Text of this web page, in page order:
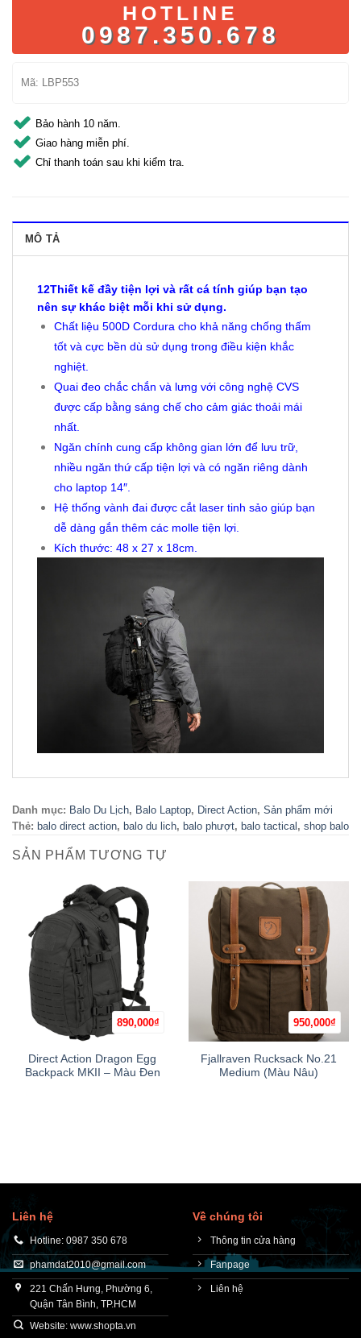
HOTLINE
0987.350.678
Mã: LBP553
Bảo hành 10 năm.
Giao hàng miễn phí.
Chỉ thanh toán sau khi kiểm tra.
MÔ TẢ
12Thiết kế đầy tiện lợi và rất cá tính giúp bạn tạo
nên sự khác biệt mỗi khi sử dụng.
Chất liệu 500D Cordura cho khả năng chống thấm
tốt và cực bền dù sử dụng trong điều kiện khắc
nghiệt.
Quai đeo chắc chắn và lưng với công nghệ CVS
được cấp bằng sáng chế cho cảm giác thoải mái
nhất.
Ngăn chính cung cấp không gian lớn để lưu trữ,
nhiều ngăn thứ cấp tiện lợi và có ngăn riêng dành
cho laptop 14″.
Hệ thống vành đai được cắt laser tinh sảo giúp bạn
dễ dàng gắn thêm các molle tiện lợi.
Kích thước: 48 x 27 x 18cm.
Danh mục: Balo Du Lịch, Balo Laptop, Direct Action, Sản phẩm mới
Thẻ: balo direct action, balo du lich, balo phượt, balo tactical , shop balo
SẢN PHẨM TƯƠNG TỰ
890,000₫
Direct Action Dragon Egg
Backpack MKII – Màu Đen
950,000₫
Fjallraven Rucksack No.21
Medium (Màu Nâu)
Liên hệ
Hotline: 0987 350 678
phamdat2010@gmail.com
221 Chấn Hưng, Phường 6,
Quận Tân Bình, TP.HCM
Website: www.shopta.vn
Về chúng tôi
Thông tin cửa hàng
Fanpage
Liên hệ